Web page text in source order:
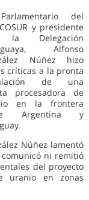
del
y presidente
Delegación
Alfonso
Núñez hizo
críticas a la pronta
de una
procesadora de
en la frontera
Argentina y
Núñez lamentó
ni remitió
del proyecto
uranio en zonas